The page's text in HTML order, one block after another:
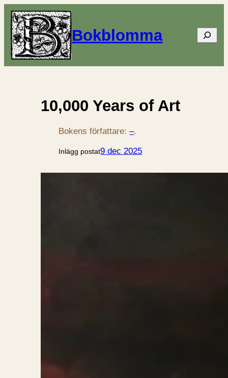
Bokblomma Sök
10,000 Years of Art
Bokens författare:–.
Inlägg postat9 dec 2025